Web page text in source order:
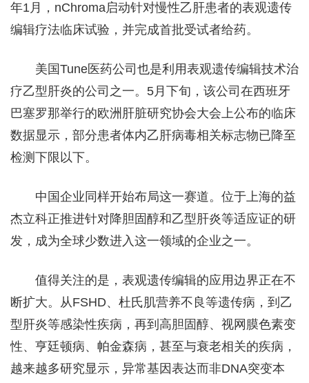
年1月，nChroma启动针对慢性乙肝患者的表观遗传
编辑疗法临床试验，并完成首批受试者给药。
美国Tune医药公司也是利用表观遗传编辑技术治
疗乙型肝炎的公司之一。5月下旬，该公司在西班牙
巴塞罗那举行的欧洲肝脏研究协会大会上公布的临床
数据显示，部分患者体内乙肝病毒相关标志物已降至
检测下限以下。
中国企业同样开始布局这一赛道。位于上海的益
杰立科正推进针对降胆固醇和乙型肝炎等适应证的研
发，成为全球少数进入这一领域的企业之一。
值得关注的是，表观遗传编辑的应用边界正在不
断扩大。从FSHD、杜氏肌营养不良等遗传病，到乙
型肝炎等感染性疾病，再到高胆固醇、视网膜色素变
性、亨廷顿病、帕金森病，甚至与衰老相关的疾病，
越来越多研究显示，异常基因表达而非DNA突变本